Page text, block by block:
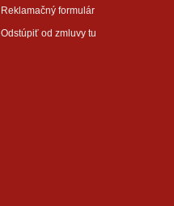
Reklamačný formulár
Odstúpiť od zmluvy tu